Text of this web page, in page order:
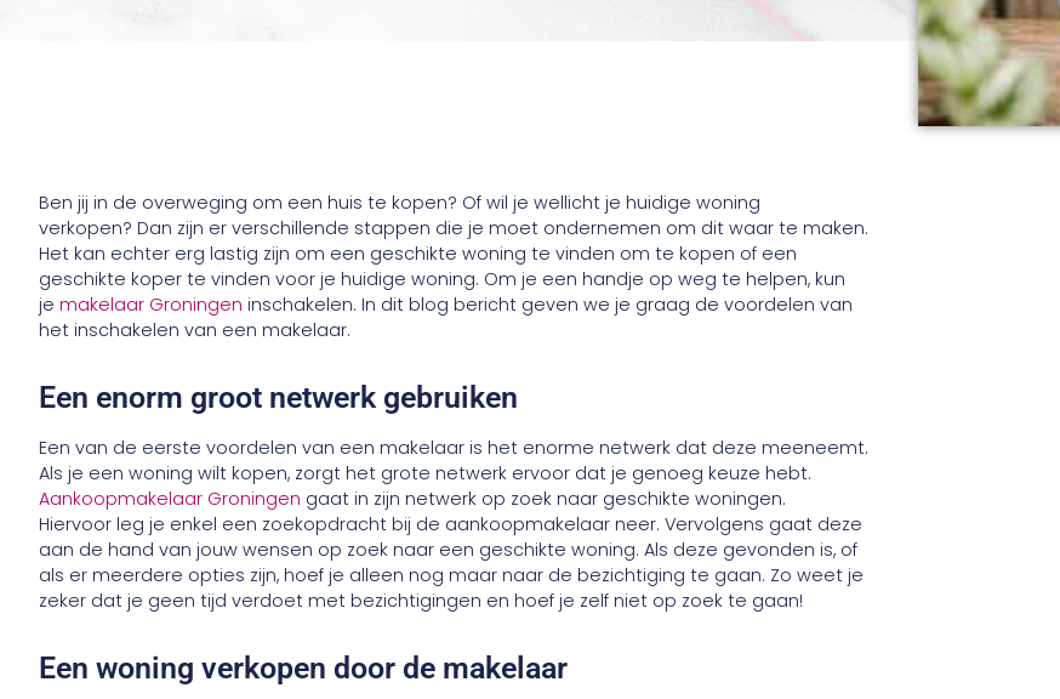
Ben jij in de overweging om een huis te kopen? Of wil je wellicht je huidige woning
verkopen? Dan zijn er verschillende stappen die je moet ondernemen om dit waar te maken.
Het kan echter erg lastig zijn om een geschikte woning te vinden om te kopen of een
geschikte koper te vinden voor je huidige woning. Om je een handje op weg te helpen, kun
jemakelaar Groningen inschakelen. In dit blog bericht geven we je graag de voordelen van
het inschakelen van een makelaar.
Een enorm groot netwerk gebruiken
Een van de eerste voordelen van een makelaar is het enorme netwerk dat deze meeneemt.
Als je een woning wilt kopen, zorgt het grote netwerk ervoor dat je genoeg keuze hebt.
Aankoopmakelaar Groningen gaat in zijn netwerk op zoek naar geschikte woningen.
Hiervoor leg je enkel een zoekopdracht bij de aankoopmakelaar neer. Vervolgens gaat deze
aan de hand van jouw wensen op zoek naar een geschikte woning. Als deze gevonden is, of
als er meerdere opties zijn, hoef je alleen nog maar naar de bezichtiging te gaan. Zo weet je
zeker dat je geen tijd verdoet met bezichtigingen en hoef je zelf niet op zoek te gaan!
Een woning verkopen door de makelaar